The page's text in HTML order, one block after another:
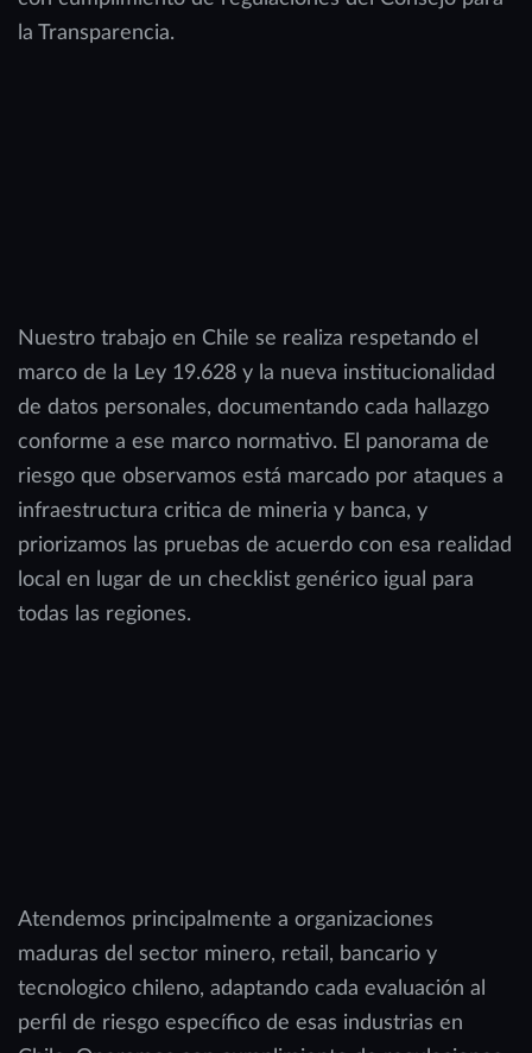
la Transparencia.
Nuestro trabajo en Chile se realiza respetando el
marco de la Ley 19.628 y la nueva institucionalidad
de datos personales, documentando cada hallazgo
conforme a ese marco normativo. El panorama de
riesgo que observamos está marcado por ataques a
infraestructura critica de mineria y banca, y
priorizamos las pruebas de acuerdo con esa realidad
local en lugar de un checklist genérico igual para
todas las regiones.
Atendemos principalmente a organizaciones
maduras del sector minero, retail, bancario y
tecnologico chileno, adaptando cada evaluación al
perfil de riesgo específico de esas industrias en